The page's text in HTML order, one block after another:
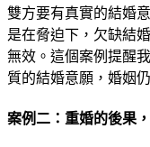
雙方要有真實的結婚
是在脅迫下，欠缺結
無效。這個案例提醒
質的結婚意願，婚姻
案例二：重婚的後果